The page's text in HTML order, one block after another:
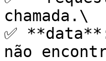
chamada.\
✅
não